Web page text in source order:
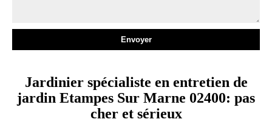
Jardinier spécialiste en entretien de
jardin Etampes Sur Marne 02400: pas
cher et sérieux